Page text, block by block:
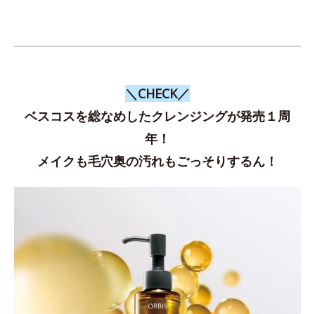
＼CHECK／
ベスコスを総なめしたクレンジングが発売１周
年！
メイクも毛穴奥の汚れもごっそりするん！